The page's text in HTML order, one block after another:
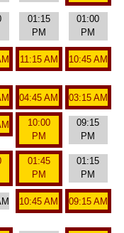
01:15
PM
01:00
PM
11:15 AM 10:45 AM
04:45 AM 03:15 AM
10:00
PM
09:15
PM
01:45
PM
01:15
PM
10:45 AM 09:15 AM